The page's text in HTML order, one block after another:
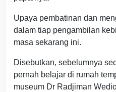
Upaya pembatinan dan
dalam tiap pengambilan
masa sekarang ini.
Disebutkan, sebelumnya
pernah belajar di rumah
museum Dr Radjiman